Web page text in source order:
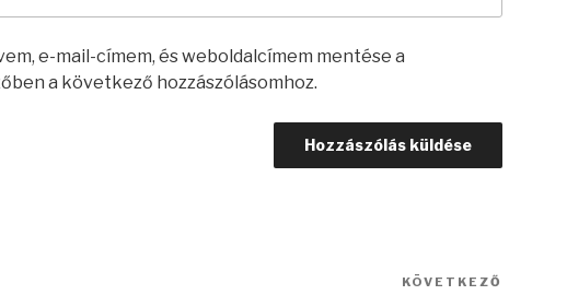
e-mail-címem, és weboldalcímem mentése a
a következő hozzászólásomhoz.
KÖVETKEZŐ